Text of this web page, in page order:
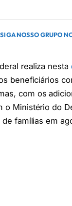
NOSSO GRUPO
realiza nesta
beneficiários
com os
o Ministério do
de famílias em